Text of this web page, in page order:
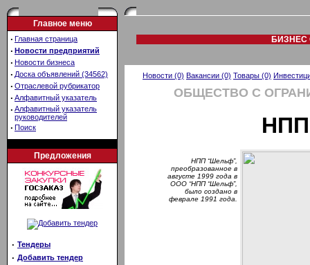
Главное меню
· Главная страница
· Новости предприятий
· Новости бизнеса
· Доска объявлений (34562)
· Отраслевой рубрикатор
· Алфавитный указатель
· Алфавитный указатель
руководителей
· Поиск
Предложения
· Тендеры
· Добавить тендер
БИЗНЕС
Новости (0) Вакансии (0) Товары (0)
ОБЩЕСТВО С
НПП “Шельф”,
преобразованное в
августе 1999 года в
ООО “НПП “Шельф”,
было создано в
феврале 1991 года.